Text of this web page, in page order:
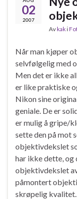
02
2007
Avkaki
Når man kjøper
selvfølgelig med
Men det er ikke
er like praktiske
Nikon sine
geniale. De er
er mulig å gripe/
sette den på mot
objektivdekslet
har ikke dette, og
objektivdekslet
påmontert
skrøpelig